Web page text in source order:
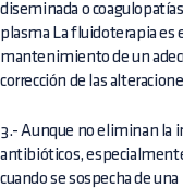
diseminada o
plasma La fluidoterapia es
mantenimiento de un
corrección de las
3.- Aunque no eliminan la
antibióticos,
cuando se sospecha de